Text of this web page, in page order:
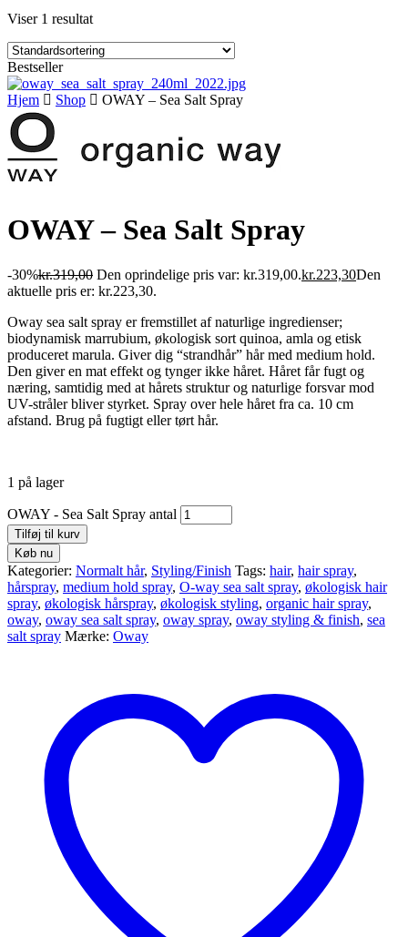
Viser 1 resultat
Bestseller
Hjem Shop OWAY – Sea Salt Spray
OWAY – Sea Salt Spray
-30%kr.319,00 Den oprindelige pris var: kr.319,00.kr.223,30Den
aktuelle pris er: kr.223,30.
Oway sea salt spray er fremstillet af naturlige ingredienser;
biodynamisk marrubium, økologisk sort quinoa, amla og etisk
produceret marula. Giver dig “strandhår” hår med medium hold.
Den giver en mat effekt og tynger ikke håret. Håret får fugt og
næring, samtidig med at hårets struktur og naturlige forsvar mod
UV-stråler bliver styrket. Spray over hele håret fra ca. 10 cm
afstand. Brug på fugtigt eller tørt hår.
1 på lager
OWAY - Sea Salt Spray antal
Tilføj til kurv
Køb nu
Kategorier: Normalt hår, Styling/Finish Tags: hair, hair spray,
hårspray, medium hold spray, O-way sea salt spray, økologisk hair
spray, økologisk hårspray, økologisk styling, organic hair spray,
oway, oway sea salt spray, oway spray, oway styling & finish, sea
salt spray Mærke: Oway